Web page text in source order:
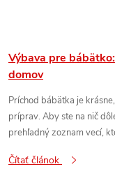
Výbava pre
domov
Príchod bábätka je
príprav. Aby ste na nič
prehľadný zoznam vecí,
Čítať článok